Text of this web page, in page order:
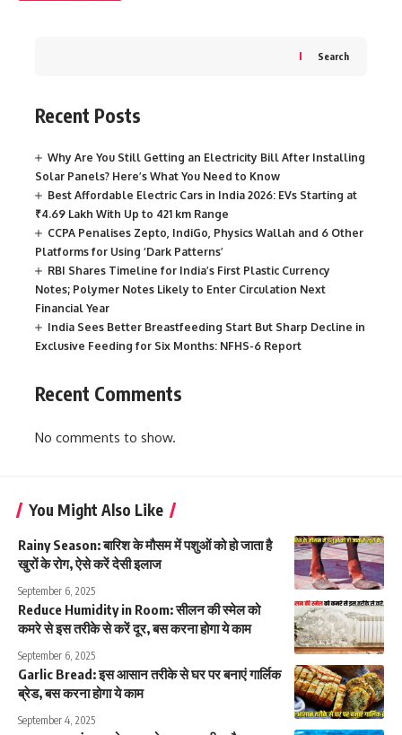
Search
Recent Posts
Why Are You Still Getting an Electricity Bill After Installing
Solar Panels? Here’s What You Need to Know
Best Affordable Electric Cars in India 2026: EVs Starting at
₹4.69 Lakh With Up to 421 km Range
CCPA Penalises Zepto, IndiGo, Physics Wallah and 6 Other
Platforms for Using ‘Dark Patterns’
RBI Shares Timeline for India’s First Plastic Currency
Notes; Polymer Notes Likely to Enter Circulation Next
Financial Year
India Sees Better Breastfeeding Start But Sharp Decline in
Exclusive Feeding for Six Months: NFHS-6 Report
Recent Comments
No comments to show.
You Might Also Like
Rainy Season: बारिश के मौसम में पशुओं को हो जाता है
खुरों के रोग, ऐसे करें देसी इलाज
September 6, 2025
Reduce Humidity in Room: सीलन की स्मेल को
कमरे से इस तरीके से करें दूर, बस करना होगा ये काम
September 6, 2025
Garlic Bread: इस आसान तरीके से घर पर बनाएं गार्लिक
ब्रेड, बस करना होगा ये काम
September 4, 2025